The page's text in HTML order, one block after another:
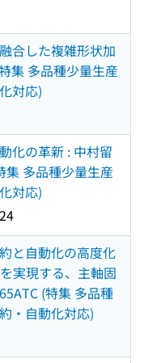
合した複雑形状加
集 多品種少量生産
対応)
化の革新 : 中村留
集 多品種少量生産
対応)
と自動化の高度化
実現する、主軸固
(特集 多品種
・自動化対応)